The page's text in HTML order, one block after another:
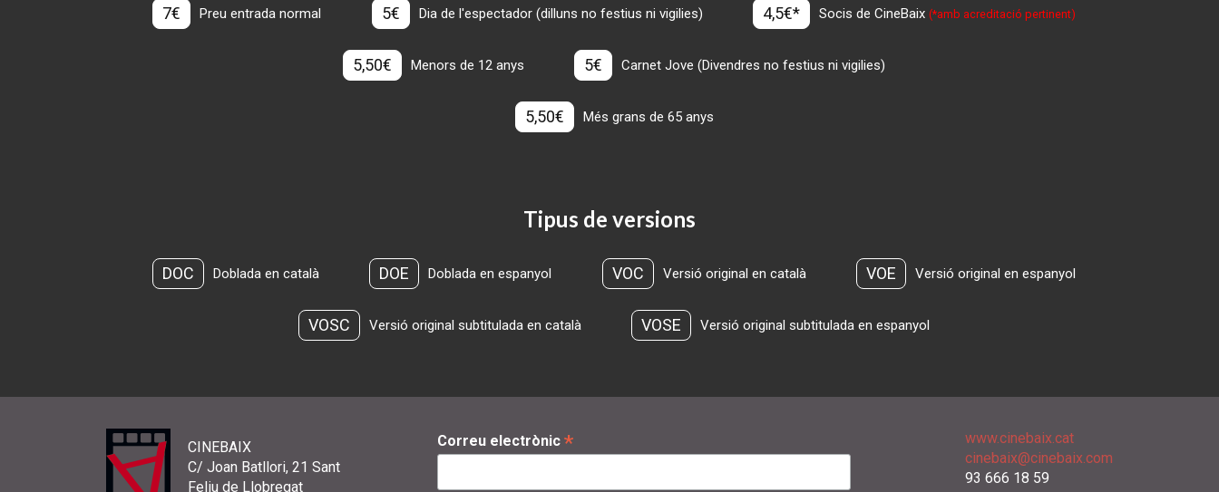
7€ Preu entrada normal 5€ Dia de l'espectador (dilluns no festius ni vigilies) 4,5€* Socis de CineBaix(*amb acreditació pertinent)
5,50€ Menors de 12 anys 5€ Carnet Jove (Divendres no festius ni vigilies)
5,50€ Més grans de 65 anys
Tipus de versions
DOC Doblada en català DOE Doblada en espanyol VOC Versió original en català VOE Versió original en espanyol
VOSC Versió original subtitulada en català VOSE Versió original subtitulada en espanyol
CINEBAIX
C/ Joan Batllori, 21 Sant
Feliu de Llobregat
Correu electrònic *
www.cinebaix.cat
cinebaix@cinebaix.com
93 666 18 59